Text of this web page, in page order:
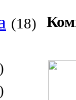
(18)